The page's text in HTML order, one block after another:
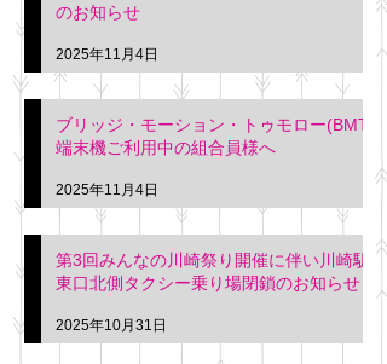
のお知らせ
2025年11月4日
ブリッジ・モーション・トゥモロー(BMT)
端末機ご利用中の組合員様へ
2025年11月4日
第3回みんなの川崎祭り開催に伴い川崎駅
東口北側タクシー乗り場閉鎖のお知らせ
2025年10月31日